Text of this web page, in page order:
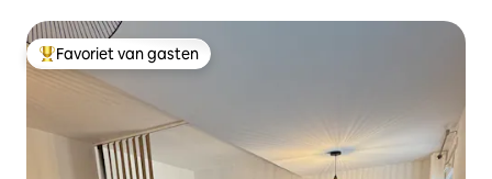
Topfavoriet van gasten
Favoriet van gasten